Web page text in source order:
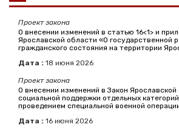
Проект закона
О внесении изменений в статью 16<1> и
Ярославской области «О государственной
гражданского состояния на территории
Дата : 18 июня 2026
Проект закона
О внесении изменений в Закон
социальной поддержки отдельных
проведением специальной военной
Дата : 16 июня 2026